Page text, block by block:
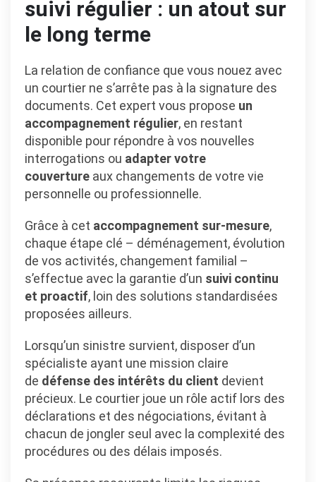
suivi régulier : un atout sur
le long terme
La relation de confiance que vous nouez avec
un courtier ne s’arrête pas à la signature des
documents. Cet expert vous propose un
accompagnement régulier, en restant
disponible pour répondre à vos nouvelles
interrogations ou adapter votre
couverture aux changements de votre vie
personnelle ou professionnelle.
Grâce à cet accompagnement sur-mesure,
chaque étape clé – déménagement, évolution
de vos activités, changement familial –
s’effectue avec la garantie d’un suivi continu
et proactif, loin des solutions standardisées
proposées ailleurs.
Lorsqu’un sinistre survient, disposer d’un
spécialiste ayant une mission claire
de défense des intérêts du client devient
précieux. Le courtier joue un rôle actif lors des
déclarations et des négociations, évitant à
chacun de jongler seul avec la complexité des
procédures ou des délais imposés.